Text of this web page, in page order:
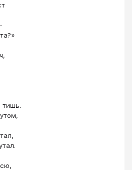
тишь.